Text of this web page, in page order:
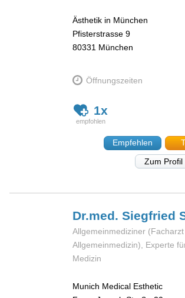
Ästhetik in München
Pfisterstrasse 9
80331 München
Öffnungszeiten
1x
Empfehlen
Zum Profil
Dr.med. Siegfried
Allgemeinmediziner
Allgemeinmedizin), Experte
Medizin
Munich Medical Esthetic